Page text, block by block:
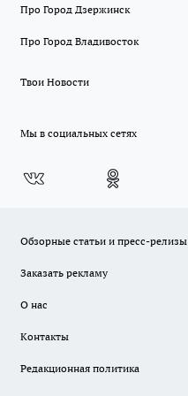
Про Город Дзержинск
Про Город Владивосток
Твои Новости
Мы в социальных сетях
Обзорные статьи и пресс-релизы
Заказать рекламу
О нас
Контакты
Редакционная политика